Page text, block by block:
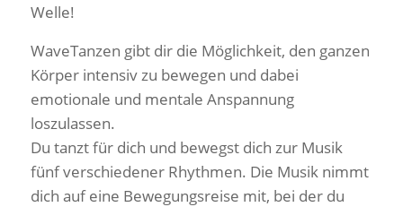
Welle!
WaveTanzen gibt dir die Möglichkeit, den ganzen
Körper intensiv zu bewegen und dabei
emotionale und mentale Anspannung
loszulassen.
Du tanzt für dich und bewegst dich zur Musik
fünf verschiedener Rhythmen. Die Musik nimmt
dich auf eine Bewegungsreise mit, bei der du